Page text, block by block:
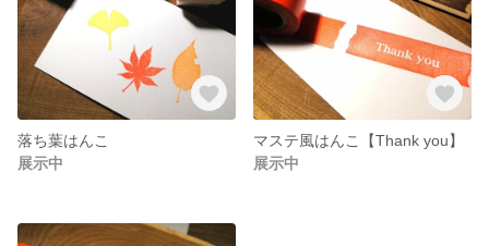
落ち葉はんこ
展示中
マステ風はんこ【Thank you】
展示中